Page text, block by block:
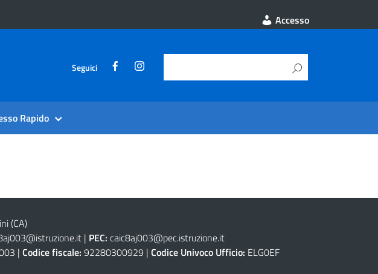
Accesso
Seguici
Rapido
(CA)
| PEC: caic8aj003@pec.istruzione.it
| Codice fiscale: 92280300929 | Codice Univoco Ufficio: ELG0EF